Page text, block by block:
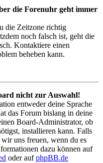
die Forenuhr geht immer
die Zeitzone richtig
noch falsch ist, geht die
Kontaktiere einen
beheben kann.
nicht zur Auswahl!
entweder deine Sprache
das Forum bislang in deine
Board-Administrator, ob
installieren kann. Falls
uns freuen, wenn du es
dazu können auf
oder aufphpBB.de